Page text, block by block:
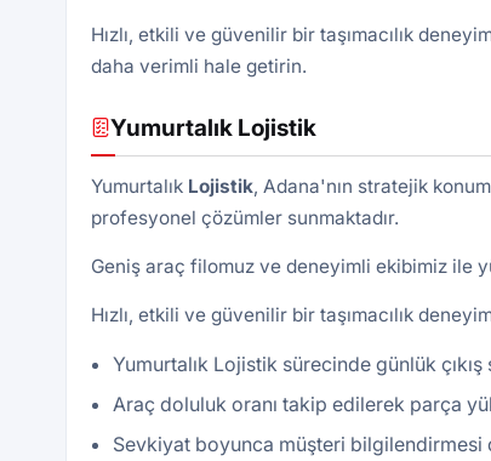
Hızlı, etkili ve güvenilir bir taşımacılık
daha verimli hale getirin.
Yumurtalık Lojistik
Yumurtalık Lojistik, Adana'nın stratejik
profesyonel çözümler sunmaktadır.
Geniş araç filomuz ve deneyimli ekibimiz ile
Hızlı, etkili ve güvenilir bir taşımacılık
Yumurtalık Lojistik sürecinde günlük
Araç doluluk oranı takip edilerek parça
Sevkiyat boyunca müşteri bilgilendirmesi